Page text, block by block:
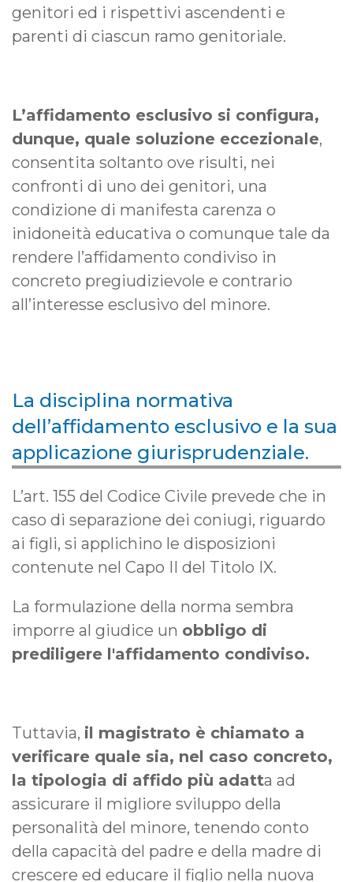
genitori ed i rispettivi ascendenti e
parenti di ciascun ramo genitoriale.
L’affidamento esclusivo si configura,
dunque, quale soluzione eccezionale,
consentita soltanto ove risulti, nei
confronti di uno dei genitori, una
condizione di manifesta carenza o
inidoneità educativa o comunque tale da
rendere l’affidamento condiviso in
concreto pregiudizievole e contrario
all’interesse esclusivo del minore.
La disciplina normativa
dell’affidamento esclusivo e la sua
applicazione giurisprudenziale.
L’art. 155 del Codice Civile prevede che in
caso di separazione dei coniugi, riguardo
ai figli, si applichino le disposizioni
contenute nel Capo II del Titolo IX.
La formulazione della norma sembra
imporre al giudice un obbligo di
prediligere l'affidamento condiviso.
Tuttavia, il magistrato è chiamato a
verificare quale sia, nel caso concreto,
la tipologia di affido più adatta ad
assicurare il migliore sviluppo della
personalità del minore, tenendo conto
della capacità del padre e della madre di
crescere ed educare il figlio nella nuova